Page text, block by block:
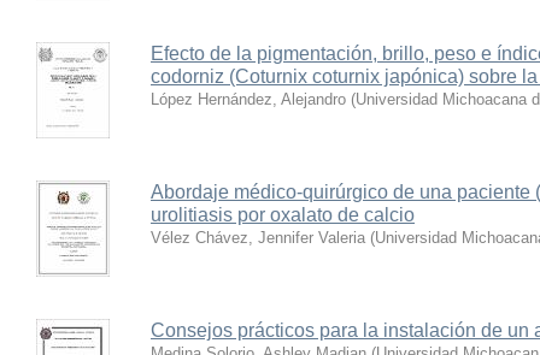
Efecto de la pigmentación, brillo, peso e
codorniz (Coturnix coturnix japónica) sobre
López Hernández, Alejandro (Universidad Michoacana
Abordaje médico-quirúrgico de una paciente
urolitiasis por oxalato de calcio
Vélez Chávez, Jennifer Valeria (Universidad
Consejos prácticos para la instalación de un